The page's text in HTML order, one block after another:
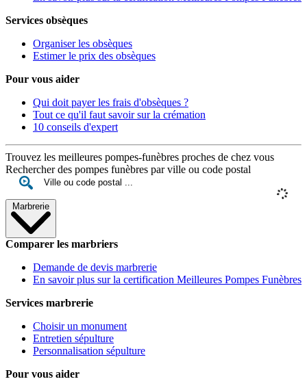
Services obsèques
Organiser les obsèques
Estimer le prix des obsèques
Pour vous aider
Qui doit payer les frais d'obsèques ?
Tout ce qu'il faut savoir sur la crémation
10 conseils d'expert
Trouvez les meilleures pompes-funèbres proches de chez vous
Rechercher des pompes funèbres par ville ou code postal
Marbrerie
Comparer les marbriers
Demande de devis marbrerie
En savoir plus sur la certification Meilleures Pompes Funèbres
Services marbrerie
Choisir un monument
Entretien sépulture
Personnalisation sépulture
Pour vous aider